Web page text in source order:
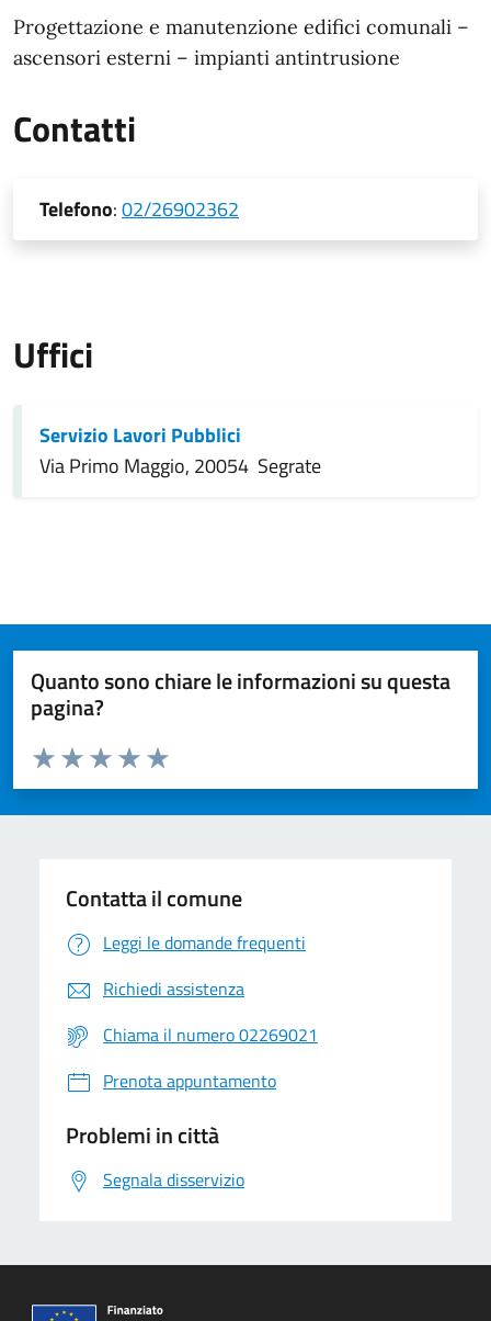
Progettazione e manutenzione edifici comunali –
ascensori esterni – impianti antintrusione
Contatti
Telefono:02/26902362
Uffici
Servizio Lavori Pubblici
Via Primo Maggio, 20054 Segrate
Quanto sono chiare le informazioni su questa
pagina?
Valuta da 1 a 5 stelle la pagina
Valuta 5 stelle su 5
Valuta 4 stelle su 5
Valuta 3 stelle su 5
Valuta 2 stelle su 5
Valuta 1 stelle su 5
Contatta il comune
Leggi le domande frequenti
Richiedi assistenza
Chiama il numero 02269021
Prenota appuntamento
Problemi in città
Segnala disservizio